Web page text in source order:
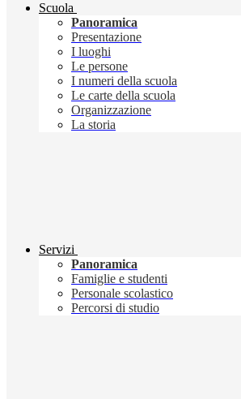
Scuola
Panoramica
Presentazione
I luoghi
Le persone
I numeri della scuola
Le carte della scuola
Organizzazione
La storia
Servizi
Panoramica
Famiglie e studenti
Personale scolastico
Percorsi di studio